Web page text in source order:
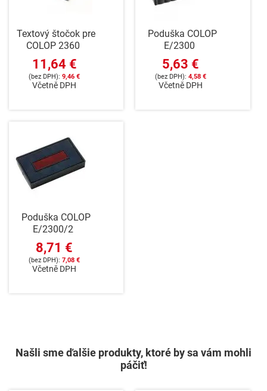
Textový štočok pre
COLOP 2360
11,64 €
9,46 €
Včetně DPH
Poduška COLOP
E/2300
5,63 €
4,58 €
Včetně DPH
Poduška COLOP
E/2300/2
8,71 €
7,08 €
Včetně DPH
Našli sme ďalšie produkty, ktoré by sa vám mohli
páčiť!